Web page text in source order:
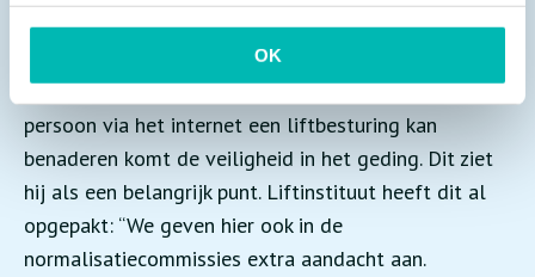
OK
we dit mooie beroep aantrekkelijk.” Tegelijkertijd
wordt cybersecurity volgens Van Lindenberg steeds
belangrijker. Op het moment dat een onbevoegd
persoon via het internet een liftbesturing kan
benaderen komt de veiligheid in het geding. Dit ziet
hij als een belangrijk punt. Liftinstituut heeft dit al
opgepakt: “We geven hier ook in de
normalisatiecommissies extra aandacht aan.